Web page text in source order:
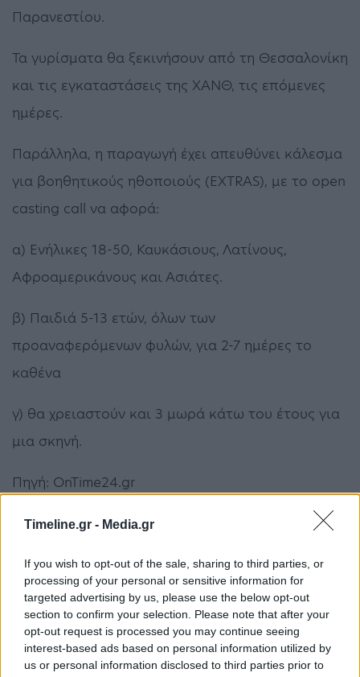
Timeline.gr - Media.gr
If you wish to opt-out of the sale, sharing to third parties, or
processing of your personal or sensitive information for
targeted advertising by us, please use the below opt-out
section to confirm your selection. Please note that after your
opt-out request is processed you may continue seeing
interest-based ads based on personal information utilized by
us or personal information disclosed to third parties prior to
Παρανεστίου.
Τα γυρίσματα θα ξεκινήσουν από τη Θεσσαλονίκη
και τις εγκαταστάσεις της ΧΑΝΘ, τις επόμενες
ημέρες.
Παράλληλα, η παραγωγή έχει απευθύνει κάλεσμα
για βοηθητικούς ηθοποιούς (EXTRAS), με το open
casting call να αφορά:
α) Ενήλικες 18-50, Καυκάσιους, Λατίνους,
Αφροαμερικάνους και Ασιάτες.
β) Παιδιά 5-13 ετών, όλων των
προαναφερόμενων φυλών, για 2-7 ημέρες το
καθένα
γ) θα χρειαστούν και 3 μωρά κάτω του έτους για
μια σκηνή.
Πηγή: OnTime24.gr
Ρόμπερτ Ντε Νίρο
ΠΡΟΗΓΟΎΜΕΝΟ ΆΡΘΡΟ
Λινού για ευλογιά των
πιθήκων: Να
προμηθευτούμε εμβόλια
από τις ΗΠΑ
ΕΠΌΜΕΝΟ ΆΡΘΡΟ
Ο γρίφος του
Ανδρουλάκη εξακολουθεί
να προβληματίζει τον
ΣΥΡΙΖΑ – Τα μετεκλογικά
σενάρια που εξετάζουν